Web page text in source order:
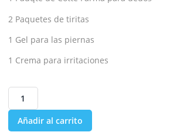
2 Paquetes de tiritas
1 Gel para las piernas
1 Crema para irritaciones
Añadir al carrito